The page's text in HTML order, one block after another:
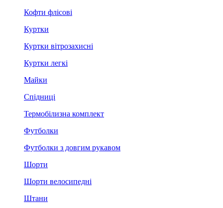
Кофти флісові
Куртки
Куртки вітрозахисні
Куртки легкі
Майки
Спідниці
Термобілизна комплект
Футболки
Футболки з довгим рукавом
Шорти
Шорти велосипедні
Штани